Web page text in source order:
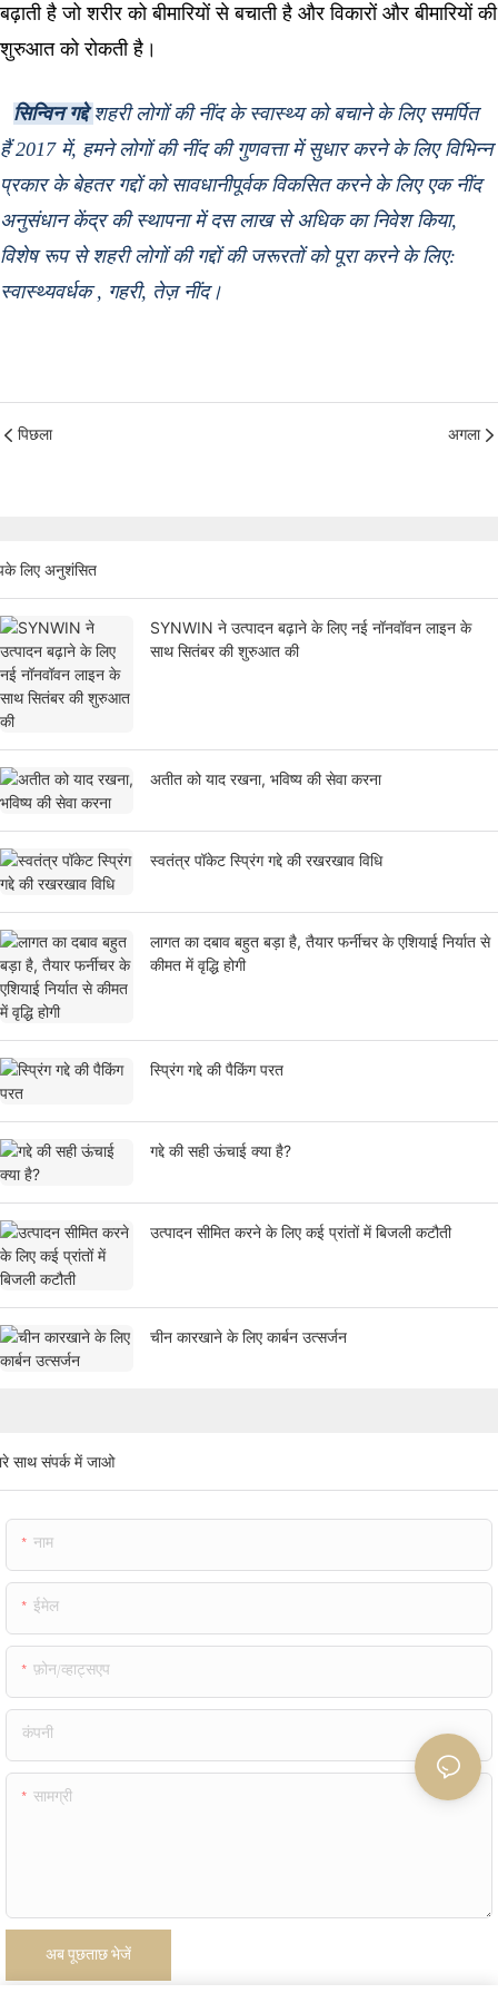
बढ़ाती है जो शरीर को बीमारियों से बचाती है और विकारों और बीमारियों की
शुरुआत को रोकती है।
सिन्विन गद्देशहरी लोगों की नींद के स्वास्थ्य को बचाने के लिए समर्पित
हैं 2017 में, हमने लोगों की नींद की गुणवत्ता में सुधार करने के लिए विभिन्न
प्रकार के बेहतर गद्दों को सावधानीपूर्वक विकसित करने के लिए एक नींद
अनुसंधान केंद्र की स्थापना में दस लाख से अधिक का निवेश किया,
विशेष रूप से शहरी लोगों की गद्दों की जरूरतों को पूरा करने के लिए:
स्वास्थ्यवर्धक , गहरी, तेज़ नींद।
पिछला अगला
लिए अनुशंसित
SYNWIN ने उत्पादन बढ़ाने के लिए नई नॉनवॉवन लाइन के
साथ सितंबर की शुरुआत की
अतीत को याद रखना, भविष्य की सेवा करना
स्वतंत्र पॉकेट स्प्रिंग गद्दे की रखरखाव विधि
लागत का दबाव बहुत बड़ा है, तैयार फर्नीचर के एशियाई निर्यात से
कीमत में वृद्धि होगी
स्प्रिंग गद्दे की पैकिंग परत
गद्दे की सही ऊंचाई क्या है?
उत्पादन सीमित करने के लिए कई प्रांतों में बिजली कटौती
चीन कारखाने के लिए कार्बन उत्सर्जन
साथ संपर्क में जाओ
नाम
ईमेल
फ़ोन/व्हाट्सएप
कंपनी
सामग्री
अब पूछताछ भेजें